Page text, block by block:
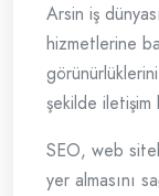
Arsin iş
hizmetlerine
şekilde iletişim
SEO, web
yer almasını